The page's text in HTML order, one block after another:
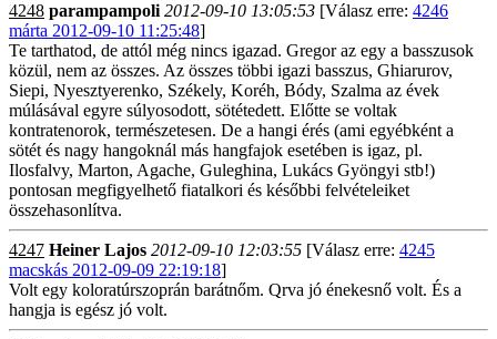
4248 parampampoli 2012-09-10 13:05:53 [Válasz erre: 4246
márta 2012-09-10 11:25:48]
Te tarthatod, de attól még nincs igazad. Gregor az egy a basszusok
közül, nem az összes. Az összes többi igazi basszus, Ghiarurov,
Siepi, Nyesztyerenko, Székely, Koréh, Bódy, Szalma az évek
múlásával egyre súlyosodott, sötétedett. Előtte se voltak
kontratenorok, természetesen. De a hangi érés (ami egyébként a
sötét és nagy hangoknál más hangfajok esetében is igaz, pl.
Ilosfalvy, Marton, Agache, Guleghina, Lukács Gyöngyi stb!)
pontosan megfigyelhető fiatalkori és későbbi felvételeiket
összehasonlítva.
4247 Heiner Lajos 2012-09-10 12:03:55 [Válasz erre: 4245
macskás 2012-09-09 22:19:18]
Volt egy koloratúrszoprán barátnőm. Qrva jó énekesnő volt. És a
hangja is egész jó volt.